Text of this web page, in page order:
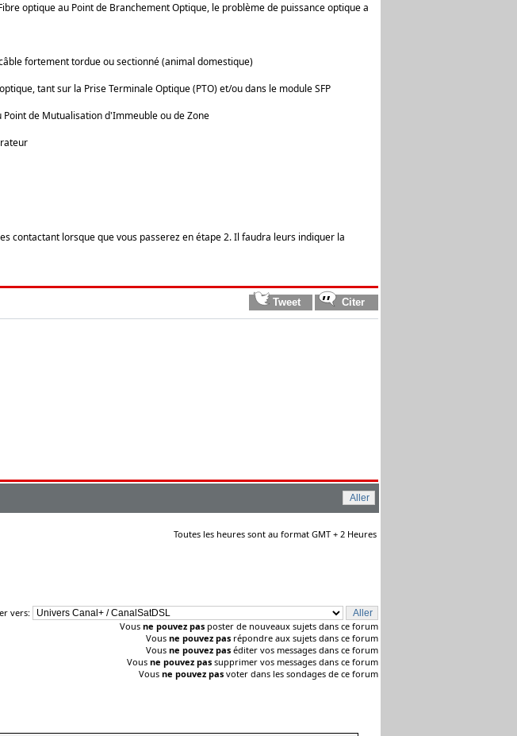
optique au Point de Branchement Optique, le problème de puissance optique a
fortement tordue ou sectionné (animal domestique)
tant sur la Prise Terminale Optique (PTO) et/ou dans le module SFP
de Mutualisation d'Immeuble ou de Zone
contactant lorsque que vous passerez en étape 2. Il faudra leurs indiquer la
Toutes les heures sont au format GMT + 2 Heures
vers:
Vous ne pouvez pas poster de nouveaux sujets dans ce forum
Vous ne pouvez pas répondre aux sujets dans ce forum
Vous ne pouvez pas éditer vos messages dans ce forum
Vous ne pouvez pas supprimer vos messages dans ce forum
Vous ne pouvez pas voter dans les sondages de ce forum